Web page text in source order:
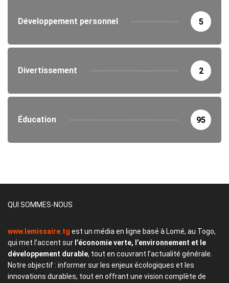
Développement personnel 5
Divertissement 2
Éducation 95
QUI SOMMES-NOUS
www.lemissaire.tg est un média en ligne basé à Lomé, au Togo,
qui met l’accent sur l’économie verte, l’environnement et le
développement durable, tout en couvrant l’actualité générale.
Notre objectif : informer sur les enjeux écologiques et les
innovations durables, tout en offrant une vision complète de